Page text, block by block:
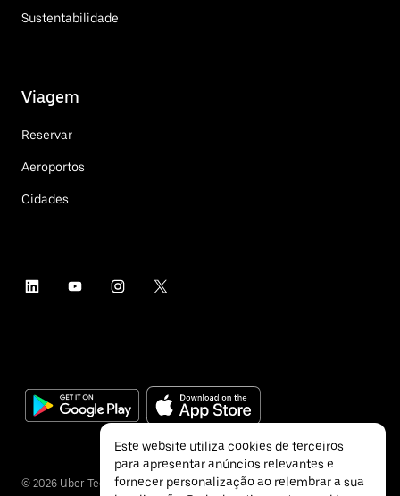
Sustentabilidade
Viagem
Reservar
Aeroportos
Cidades
© 2026 Uber Technologies Inc.
Este website utiliza cookies de terceiros
para apresentar anúncios relevantes e
fornecer personalização ao relembrar a sua